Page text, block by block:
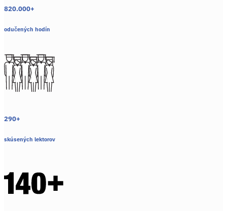
820.000+
odučených hodín
290+
skúsených lektorov